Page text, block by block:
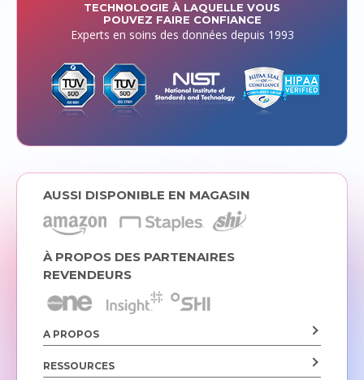
TECHNOLOGIE À LAQUELLE VOUS
POUVEZ FAIRE CONFIANCE
Experts en soins des données depuis 1993
AUSSI DISPONIBLE EN MAGASIN
À PROPOS DES PARTENAIRES
REVENDEURS
A PROPOS
RESSOURCES